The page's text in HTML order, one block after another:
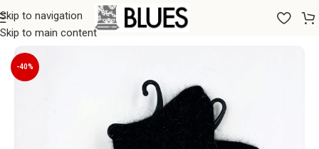
Skip to navigation
Skip to main content
Sākums/Zeķes/Sieviešu zeķes
-40%